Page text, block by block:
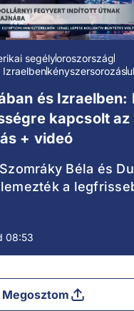
segélyoroszország
Izraelbenkényszersorozás
és Izraelben:
kapcsolt az
+ videó
Béla és
a
08:53
Megosztom